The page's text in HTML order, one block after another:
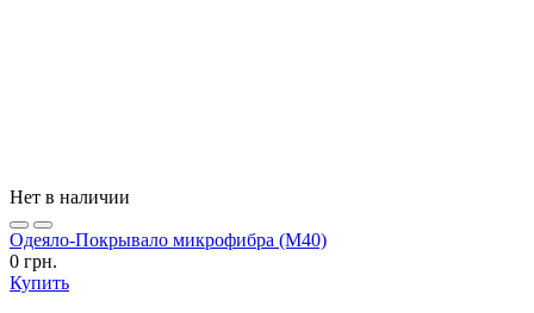
Нет в наличии
Одеяло-Покрывало микрофибра (М40)
0 грн.
Купить